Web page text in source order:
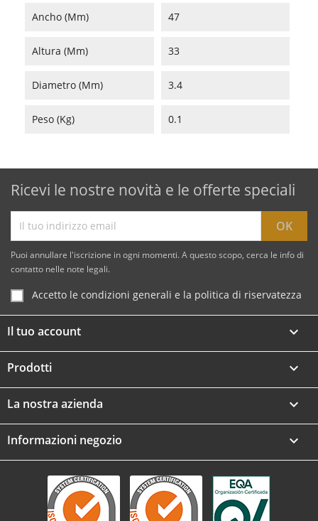
Ancho (mm) 47
Altura (mm) 33
Diametro (mm) 3.4
Peso (kg) 0.1
Ricevi le nostre novità e le offerte speciali
Puoi annullare l'iscrizione in ogni momenti. A questo scopo, cerca le info di
contatto nelle note legali.
Accetto le condizioni generali e la politica di riservatezza
Il tuo account 
Prodotti 
La nostra azienda 
Informazioni negozio keyboard_arrow_down